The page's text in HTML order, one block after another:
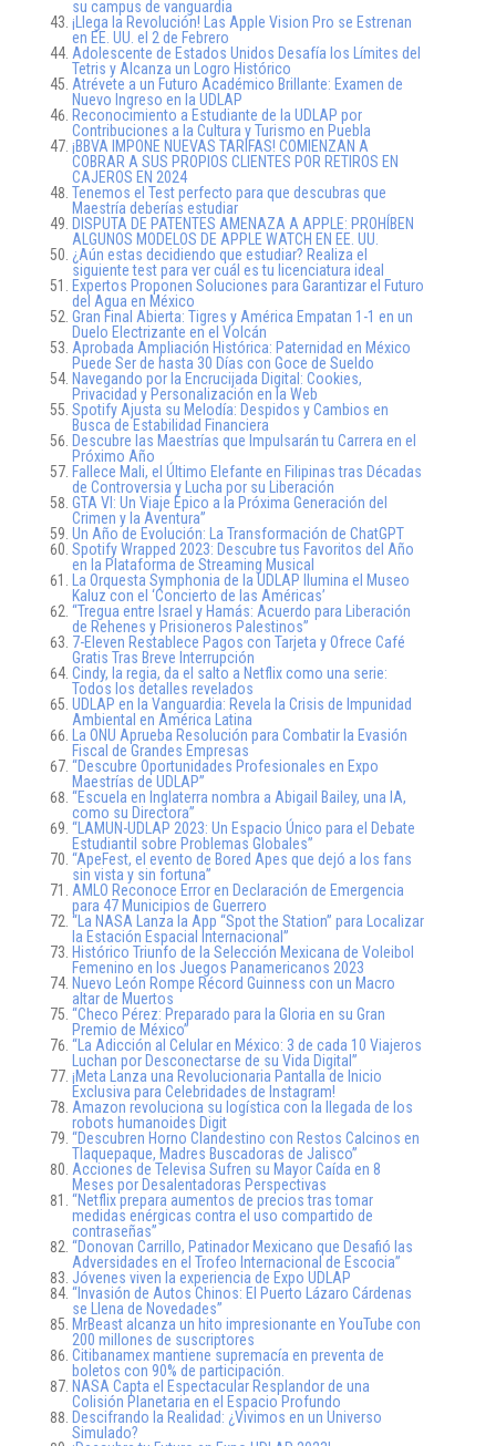
su campus de vanguardia
¡Llega la Revolución! Las Apple Vision Pro se Estrenan
en EE. UU. el 2 de Febrero
Adolescente de Estados Unidos Desafía los Límites del
Tetris y Alcanza un Logro Histórico
Atrévete a un Futuro Académico Brillante: Examen de
Nuevo Ingreso en la UDLAP
Reconocimiento a Estudiante de la UDLAP por
Contribuciones a la Cultura y Turismo en Puebla
¡BBVA IMPONE NUEVAS TARIFAS! COMIENZAN A
COBRAR A SUS PROPIOS CLIENTES POR RETIROS EN
CAJEROS EN 2024
Tenemos el Test perfecto para que descubras que
Maestría deberías estudiar
DISPUTA DE PATENTES AMENAZA A APPLE: PROHÍBEN
ALGUNOS MODELOS DE APPLE WATCH EN EE. UU.
¿Aún estas decidiendo que estudiar? Realiza el
siguiente test para ver cuál es tu licenciatura ideal
Expertos Proponen Soluciones para Garantizar el Futuro
del Agua en México
Gran Final Abierta: Tigres y América Empatan 1-1 en un
Duelo Electrizante en el Volcán
Aprobada Ampliación Histórica: Paternidad en México
Puede Ser de hasta 30 Días con Goce de Sueldo
Navegando por la Encrucijada Digital: Cookies,
Privacidad y Personalización en la Web
Spotify Ajusta su Melodía: Despidos y Cambios en
Busca de Estabilidad Financiera
Descubre las Maestrías que Impulsarán tu Carrera en el
Próximo Año
Fallece Mali, el Último Elefante en Filipinas tras Décadas
de Controversia y Lucha por su Liberación
GTA VI: Un Viaje Épico a la Próxima Generación del
Crimen y la Aventura”
Un Año de Evolución: La Transformación de ChatGPT
Spotify Wrapped 2023: Descubre tus Favoritos del Año
en la Plataforma de Streaming Musical
La Orquesta Symphonia de la UDLAP Ilumina el Museo
Kaluz con el ‘Concierto de las Américas’
“Tregua entre Israel y Hamás: Acuerdo para Liberación
de Rehenes y Prisioneros Palestinos”
7-Eleven Restablece Pagos con Tarjeta y Ofrece Café
Gratis Tras Breve Interrupción
Cindy, la regia, da el salto a Netflix como una serie:
Todos los detalles revelados
UDLAP en la Vanguardia: Revela la Crisis de Impunidad
Ambiental en América Latina
La ONU Aprueba Resolución para Combatir la Evasión
Fiscal de Grandes Empresas
“Descubre Oportunidades Profesionales en Expo
Maestrías de UDLAP”
“Escuela en Inglaterra nombra a Abigail Bailey, una IA,
como su Directora”
“LAMUN-UDLAP 2023: Un Espacio Único para el Debate
Estudiantil sobre Problemas Globales”
“ApeFest, el evento de Bored Apes que dejó a los fans
sin vista y sin fortuna”
AMLO Reconoce Error en Declaración de Emergencia
para 47 Municipios de Guerrero
“La NASA Lanza la App “Spot the Station” para Localizar
la Estación Espacial Internacional”
Histórico Triunfo de la Selección Mexicana de Voleibol
Femenino en los Juegos Panamericanos 2023
Nuevo León Rompe Récord Guinness con un Macro
altar de Muertos
“Checo Pérez: Preparado para la Gloria en su Gran
Premio de México”
“La Adicción al Celular en México: 3 de cada 10 Viajeros
Luchan por Desconectarse de su Vida Digital”
¡Meta Lanza una Revolucionaria Pantalla de Inicio
Exclusiva para Celebridades de Instagram!
Amazon revoluciona su logística con la llegada de los
robots humanoides Digit
“Descubren Horno Clandestino con Restos Calcinos en
Tlaquepaque, Madres Buscadoras de Jalisco”
Acciones de Televisa Sufren su Mayor Caída en 8
Meses por Desalentadoras Perspectivas
“Netflix prepara aumentos de precios tras tomar
medidas enérgicas contra el uso compartido de
contraseñas”
“Donovan Carrillo, Patinador Mexicano que Desafió las
Adversidades en el Trofeo Internacional de Escocia”
Jóvenes viven la experiencia de Expo UDLAP
“Invasión de Autos Chinos: El Puerto Lázaro Cárdenas
se Llena de Novedades”
MrBeast alcanza un hito impresionante en YouTube con
200 millones de suscriptores
Citibanamex mantiene supremacía en preventa de
boletos con 90% de participación.
NASA Capta el Espectacular Resplandor de una
Colisión Planetaria en el Espacio Profundo
Descifrando la Realidad: ¿Vivimos en un Universo
Simulado?